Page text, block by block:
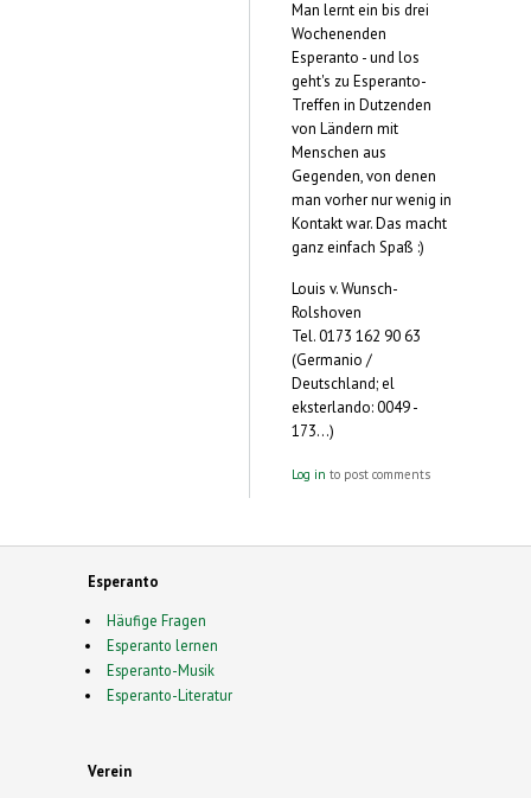
Man lernt ein bis drei
Wochenenden
Esperanto - und los
geht's zu Esperanto-
Treffen in Dutzenden
von Ländern mit
Menschen aus
Gegenden, von denen
man vorher nur wenig in
Kontakt war. Das macht
ganz einfach Spaß :)
Louis v. Wunsch-
Rolshoven
Tel. 0173 162 90 63
(Germanio /
Deutschland; el
eksterlando: 0049 -
173...)
Log in to post comments
Esperanto
Häufige Fragen
Esperanto lernen
Esperanto-Musik
Esperanto-Literatur
Verein